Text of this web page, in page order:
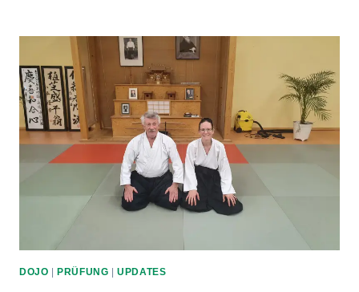
TRAINING
FÜR
INTERESSIERTE
DOJO PRÜFUNG |UPDATES